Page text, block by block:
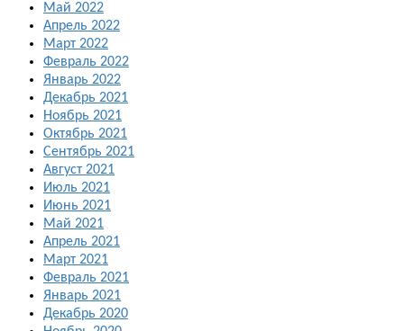
Май 2022
Апрель 2022
Март 2022
Февраль 2022
Январь 2022
Декабрь 2021
Ноябрь 2021
Октябрь 2021
Сентябрь 2021
Август 2021
Июль 2021
Июнь 2021
Май 2021
Апрель 2021
Март 2021
Февраль 2021
Январь 2021
Декабрь 2020